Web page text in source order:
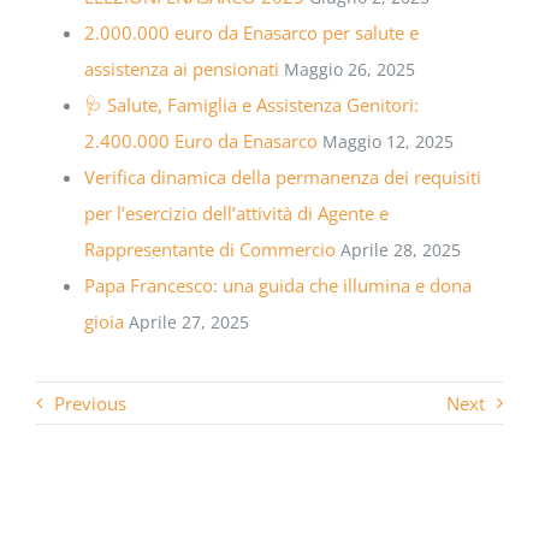
2.000.000 euro da Enasarco per salute e
assistenza ai pensionati Maggio 26, 2025
🩺 Salute, Famiglia e Assistenza Genitori:
2.400.000 Euro da Enasarco Maggio 12, 2025
Verifica dinamica della permanenza dei requisiti
per l’esercizio dell’attività di Agente e
Rappresentante di Commercio Aprile 28, 2025
Papa Francesco: una guida che illumina e dona
gioia Aprile 27, 2025
Previous Next